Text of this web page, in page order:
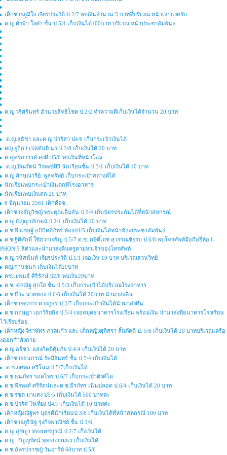
เด็กชายภูมิใจ เจียรประวัติ ป.2/7 พบเงินจำนวน 5 บาทที่บริเวณ หน้าเสาธงครับ
ด.ญ.ดั่งฟ้า ใจคำ ชั้น ป.5/4 เก็บเงินได้100บาท บริเวณ หน้าประชาสัมพันธ
ด.ญ.วริศรินทร์ อำนวยสิทธิโชค ป.2/2 ทำความดีเก็บเงินได้จำนวน 20 บาท
ด.ญ.สุธิชา และด.ญ.ปวริสา ป4/6 เก็บกระเป๋าเงินได้
ดญ.ยูถิกา เปสตันยี นร.ป.3/8 เก็บเงินได้ 20 บาท
ด.ญศรสวรรค์ คงดี ป5/6 พบเงินที่หน้าโดม
ด.ญ.ปัณรัตน์ วีรพงษ์ศิริ นักเรียนชั้น ป.3/1 เก็บเงินได้ 10 บาท
ด.ญ.ลักษณารีย์. พูลทรัพย์ เก็บกระเป๋าสตางค์ได้
นักเรียนพบกระเป๋าเงินตกที่โรงอาหาร
นักเรียนพบเงินตก 20 บาท
8 มิถุนายน 2561 เด็กดีอช.
เด็กชายธัญวิชญ์ พระคุณเต็มล้น ป.5/4 เก็บบัตรประกันได้ที่หน้าสหกรณ์
ด.ญ.ธัญญาลักษณ์ ป.2/1 เก็บเงินได้ 10 บาท
ด.ช.พีรเชษฐ์ อภิกิตติภัทร์ ห้องป4/5 เก็บเงินได้หน้าห้องประชาสัมพันธ์
ด.ช.ฐิติศักดิ์ ใช้ฮวกเจริญ ป.5/7 ด.ช. กษิดิ์เดช สุวรรณชัยรบ ป.6/8 พบโทรศัพท์มือถือยี่ห้อ I-
PHON 5 สีดำและนำมาส่งคืนครูตามหาเจ้าของโทรศัพท์
ด.ญ.วนัสนันท์ เจียรประวัติ ป.1/1 เจอเงิน 10 บาท บริเวณสวนวิทย์
ดญ.กานชนก เก็บเงินได้20บาท
ดช.เมพนธ์ ศิริรักษ์​ ป2/6 พบเงิน20บาท
ด.ช. ศุภณัฐ สุกใส ชั้น ป.5/3 เก็บกระเป๋าได้บริเวณโรงอาหาร
ด.ช.ธีระ นาคทอง ป.6/6 เก็บเงินได้ 20บาท นำมาส่งคืน
เด็กชายศุภกร ดวงภูธร ป.2/7 เก็บกระเป๋าเงินได้นำมาส่งคืน
ด.ช.กฤษฎา เอกวิริยกิจ ป.5/4 เจอสมุดธนาคารโรงเรียน พร้อมเงิน นำมาส่งที่ธนาคารโรงเรียน
ไว้เรียบร้อย
เด็กหญิง จิราพัทร ภาคแก้ว และ เด็กหญิงศุภิสรา ลิ้มภัคดี ป. 5/6 เก็บเงินได้ 20 บาทบริเวณเครือ
งออกกำลังกาย
ด.ญ.อธิชา. แสงกิตติคุ้มภัย ป.4/4 เก็บเงินได้ 20 บาท
เด็กชายธนกรณ์ รัษมีจันทร์ ชั้น ป.5/4 เก็บเงินได้
ด.ช.ภคพล ศรีโฉม ป.5/7เก็บเงินได้
ด.ช.ธนภัทร รอดไพร ป.6/7 เก็บกระเป๋าตังค์ได
ด.ช.พีรพงศ์ ศรีรัตน์และด.ช.ธีรภัทร เนินปลอด ป.6/4 เก็บเงินได้ 20 บาท
ด.ช.รชต มาแสง ป5/5 เก็บเงินได้ 500 บาทค่ะ
ด.ช.ปวริศ ใจเที่ยง ป4/7 เก็บเงินได้ 10 บาทค่ะ
เด็กหญิงณัฐพร บุตรดีนักเรียนป.3/6 เก็บเงินได้ที่หน้าสหกรณ์ 100 บาท
เด็กชายภูรินัฐ รุ่งกิจพาณิชย์ ชั้น ป.3/6
ด.ญ.สุชญา ทองเดชบูรณ์ ป.2/7 เก็งเงินได้
ด.ญ. กัญญรัตน์ พุทธธรรมธร เก็บเงินได้
ด.ช.อัครปราชญ์ วันอารีย์ 60บาท ป.5/6